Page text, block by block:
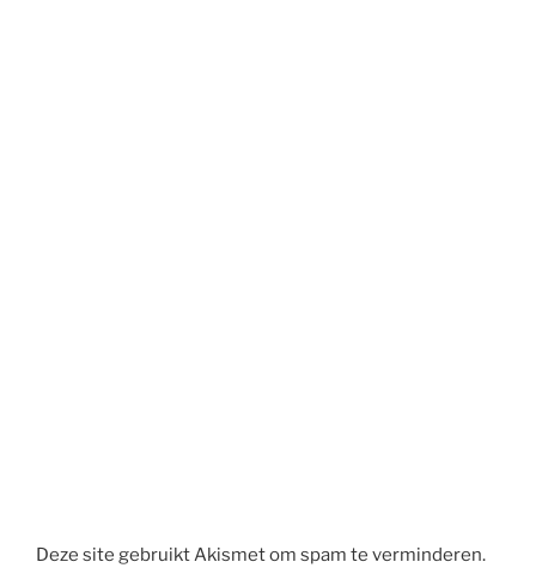
Deze site gebruikt Akismet om spam te verminderen.